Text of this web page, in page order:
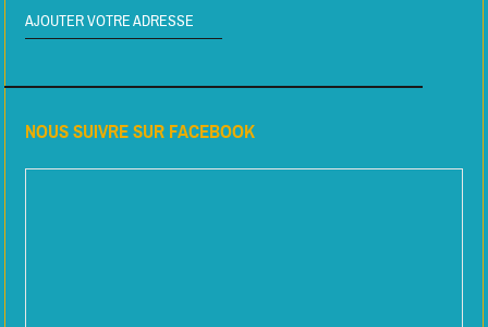
AJOUTER VOTRE ADRESSE
NOUS SUIVRE SUR FACEBOOK